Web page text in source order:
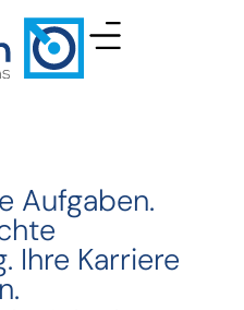
Aufgaben.
Ihre Karriere